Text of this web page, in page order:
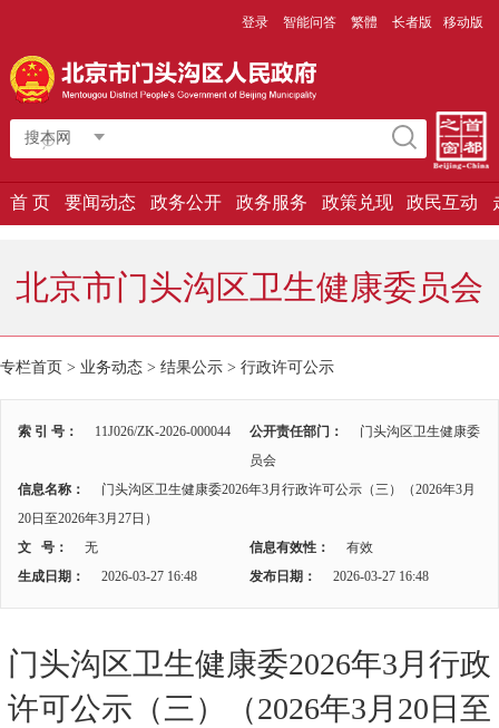
登录 智能问答 繁體 长者版 移动版
搜本网
首 页 要闻动态 政务公开 政务服务 政策兑现 政民互动
北京市门头沟区卫生健康委员会
专栏首页 > 业务动态 > 结果公示 > 行政许可公示
索 引 号： 11J026/ZK-2026-000044 公开责任部门：
门头沟区卫生健康委
员会
信息名称：
门头沟区卫生健康委2026年3月行政许可公示（三）（2026年3月
20日至2026年3月27日）
文 号：
无 信息有效性：
有效
生成日期：
2026-03-27 16:48 发布日期： 2026-03-27 16:48
门头沟区卫生健康委2026年3月行政
许可公示（三）（2026年3月20日至